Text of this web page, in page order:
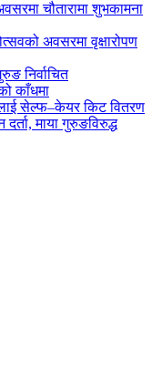
चौतारामा शुभकामना
अवसरमा वृक्षारोपण
निर्वाचित
काँधमा
सेल्फ–केयर किट वितरण
दर्ता, माया गुरुङविरुद्ध